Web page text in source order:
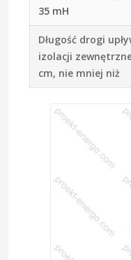
35 mH
Długość drogi
izolacji
cm, nie mniej niż